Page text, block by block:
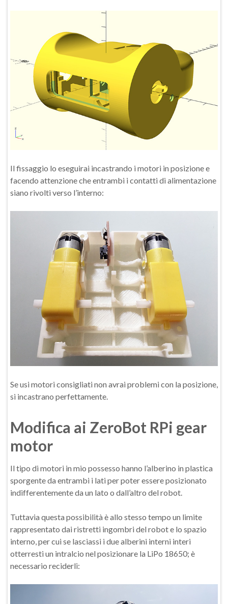
Il fissaggio lo eseguirai incastrando i motori in posizione e
facendo attenzione che entrambi i contatti di alimentazione
siano rivolti verso l’interno:
Se usi motori consigliati non avrai problemi con la posizione,
si incastrano perfettamente.
Modifica ai ZeroBot RPi gear
motor
Il tipo di motori in mio possesso hanno l’alberino in plastica
sporgente da entrambi i lati per poter essere posizionato
indifferentemente da un lato o dall’altro del robot.
Tuttavia questa possibilità è allo stesso tempo un limite
rappresentato dai ristretti ingombri del robot e lo spazio
interno, per cui se lasciassi i due alberini interni interi
otterresti un intralcio nel posizionare la LiPo 18650; è
necessario reciderli: